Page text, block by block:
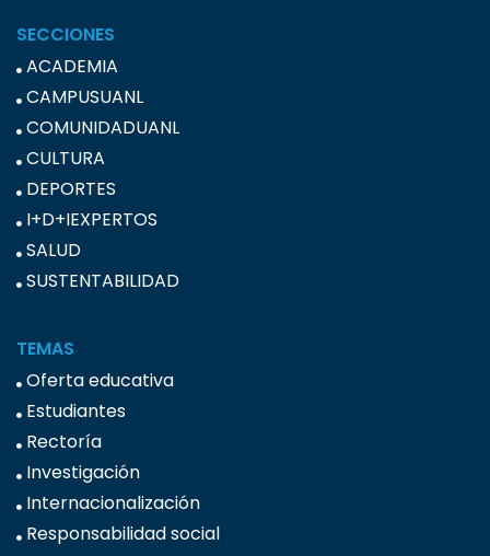
SECCIONES
ACADEMIA
CAMPUSUANL
COMUNIDADUANL
CULTURA
DEPORTES
I+D+IEXPERTOS
SALUD
SUSTENTABILIDAD
TEMAS
Oferta educativa
Estudiantes
Rectoría
Investigación
Internacionalización
Responsabilidad social